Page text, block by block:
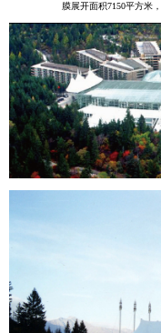
膜展开面积7150平方米